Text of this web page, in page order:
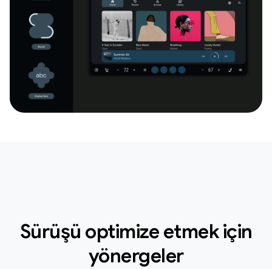
Sürüşü optimize etmek için
yönergeler